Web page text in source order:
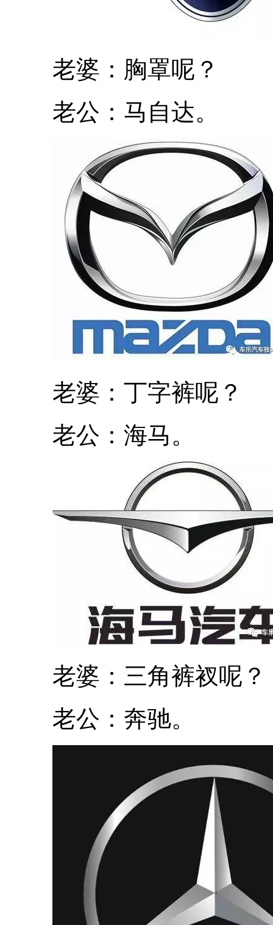
老婆：胸罩呢？
老公：马自达。
老婆：丁字裤呢？
老公：海马。
老婆：三角裤衩呢？
老公：奔驰。